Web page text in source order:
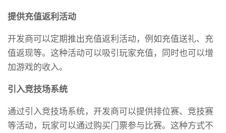
提供充值返利活动
开发商可以定期推出充值返利活动，例如充值送礼、充
值返现等。这种活动可以吸引玩家充值，同时也可以增
加游戏的收入。
引入竞技场系统
通过引入竞技场系统，开发商可以提供排位赛、竞技赛
等活动，玩家可以通过购买门票参与比赛。这种方式不